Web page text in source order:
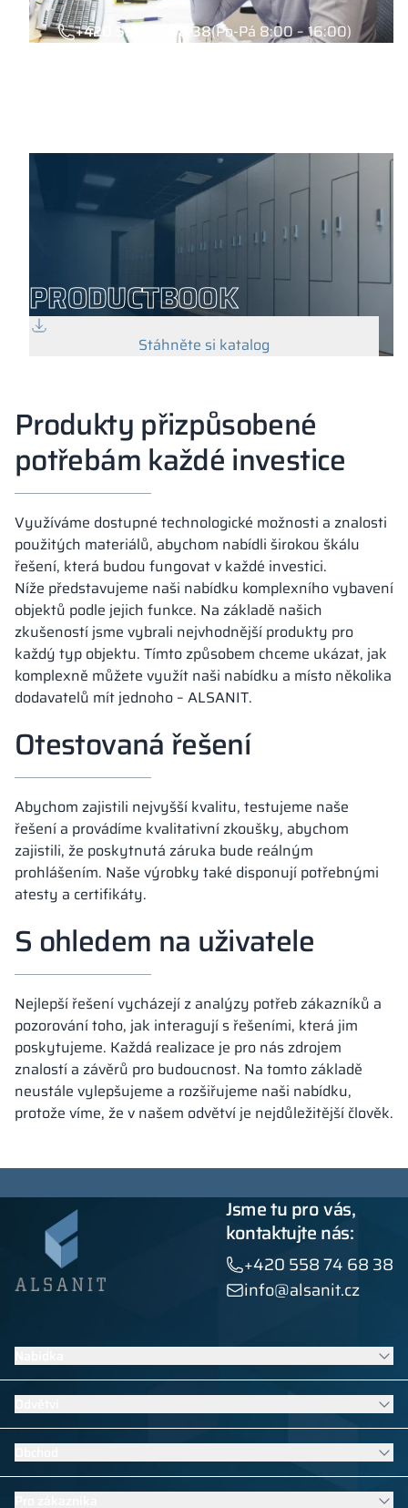
+420 558 74 68 38(Po-Pá 8:00 – 16:00)
PRODUCTBOOK
Stáhněte si katalog
Produkty přizpůsobené
potřebám každé investice
Využíváme dostupné technologické možnosti a znalosti
použitých materiálů, abychom nabídli širokou škálu
řešení, která budou fungovat v každé investici.
Níže představujeme naši nabídku komplexního vybavení
objektů podle jejich funkce. Na základě našich
zkušeností jsme vybrali nejvhodnější produkty pro
každý typ objektu. Tímto způsobem chceme ukázat, jak
komplexně můžete využít naši nabídku a místo několika
dodavatelů mít jednoho – ALSANIT.
Otestovaná řešení
Abychom zajistili nejvyšší kvalitu, testujeme naše
řešení a provádíme kvalitativní zkoušky, abychom
zajistili, že poskytnutá záruka bude reálným
prohlášením. Naše výrobky také disponují potřebnými
atesty a certifikáty.
S ohledem na uživatele
Nejlepší řešení vycházejí z analýzy potřeb zákazníků a
pozorování toho, jak interagují s řešeními, která jim
poskytujeme. Každá realizace je pro nás zdrojem
znalostí a závěrů pro budoucnost. Na tomto základě
neustále vylepšujeme a rozšiřujeme naši nabídku,
protože víme, že v našem odvětví je nejdůležitější člověk.
Jsme tu pro vás,
kontaktujte nás:
+420 558 74 68 38
info@alsanit.cz
Šatní skříňky
Sanitární kabiny
Kontraktní nábytek
Zobrazit všechny produkty
Nábytek do škol a mateřských škol
Vybavení bazénů
Nábytek do sportovních a fitness šaten
Oděvní skříňky